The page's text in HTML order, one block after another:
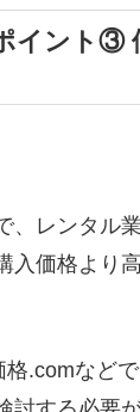
イント③
、レンタル
価格より
.comなど